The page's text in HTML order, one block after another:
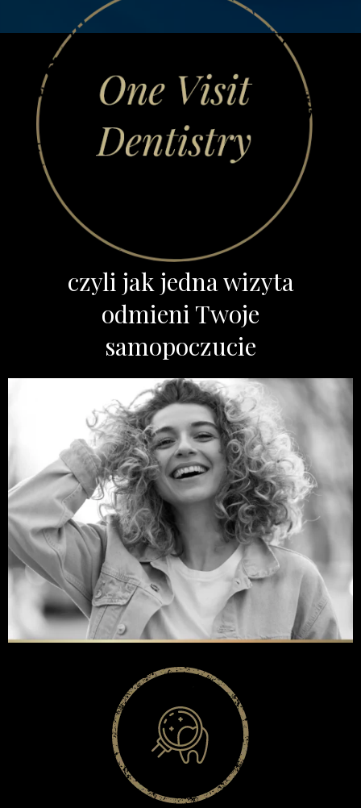
czyli jak jedna wizyta
odmieni Twoje
samopoczucie